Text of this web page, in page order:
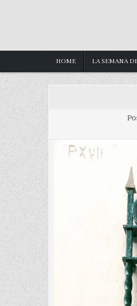
HOME LA SEMANA